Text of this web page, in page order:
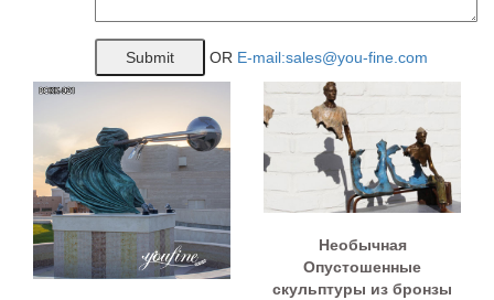
OR E-mail:sales@you-fine.com
Необычная
Опустошенные
скульптуры из бронзы